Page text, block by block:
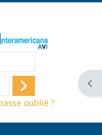
Connexion
oublié ?